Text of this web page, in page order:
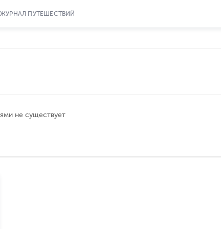
ЖУРНАЛ ПУТЕШЕСТВИЙ
не существует